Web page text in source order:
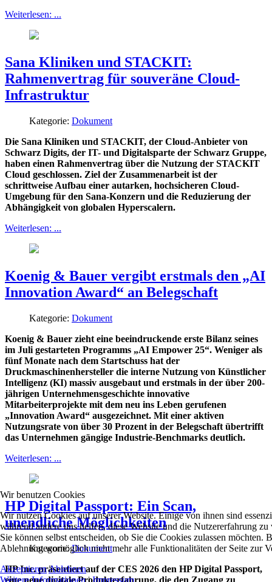
Weiterlesen: ...
Sana Kliniken und STACKIT:
Rahmenvertrag für souveräne Cloud-
Infrastruktur
Kategorie: Dokument
Die Sana Kliniken und STACKIT, der Cloud-Anbieter von
Schwarz Digits, der IT- und Digitalsparte der Schwarz Gruppe,
haben einen Rahmenvertrag über die Nutzung der STACKIT
Cloud geschlossen. Ziel der Zusammenarbeit ist der
schrittweise Aufbau einer autarken, hochsicheren Cloud-
Umgebung für den Sana-Konzern und die Reduzierung der
Abhängigkeit von globalen Hyperscalern.
Weiterlesen: ...
Koenig & Bauer vergibt erstmals den „AI
Innovation Award“ an Belegschaft
Kategorie: Dokument
Koenig & Bauer zieht eine beeindruckende erste Bilanz seines
im Juli gestarteten Programms „AI Empower 25“. Weniger als
fünf Monate nach dem Startschuss hat der
Druckmaschinenhersteller die interne Nutzung von Künstlicher
Intelligenz (KI) massiv ausgebaut und erstmals in der über 200-
jährigen Unternehmensgeschichte innovative
Mitarbeiterprojekte mit dem neu ins Leben gerufenen
„Innovation Award“ ausgezeichnet. Mit einer aktiven
Nutzungsrate von über 30 Prozent in der Belegschaft übertrifft
das Unternehmen gängige Industrie-Benchmarks deutlich.
Weiterlesen: ...
HP Digital Passport: Ein Scan,
unendliche Möglichkeiten
Kategorie:Dokument
HP Inc. präsentiert auf der CES 2026 den HP Digital Passport,
eine neue digitale Produkterfahrung, die den Zugang zu
Wir benutzen Cookies
Wir nutzen Cookies auf unserer Website. Einige von ihnen sind
während andere uns helfen, diese Website und die Nutzererfahrung
Sie können selbst entscheiden, ob Sie die Cookies zulassen möchten.
Ablehnung womöglich nicht mehr alle Funktionalitäten der Seite zur
AkzeptierenAblehnen
Weitere Informationen|Impressum